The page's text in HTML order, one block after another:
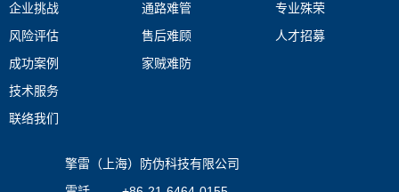
企业挑战
风险评估
成功案例
技术服务
联络我们
通路难管
售后难顾
家贼难防
专业殊荣
人才招募
擎雷（上海）防伪科技有限公司